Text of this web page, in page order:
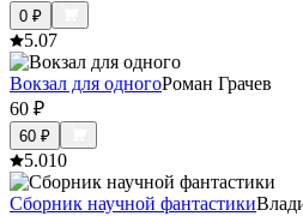
0 ₽
5.07
Вокзал для одногоРоман Грачев
60 ₽
60 ₽
5.010
Сборник научной фантастики